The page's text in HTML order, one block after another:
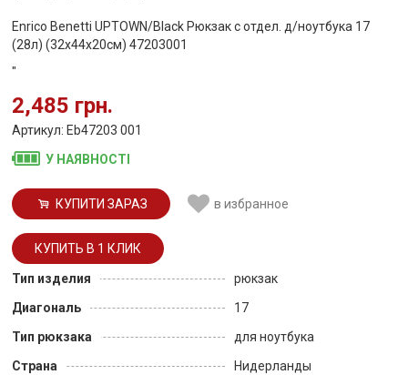
Enrico Benetti UPTOWN/Black Рюкзак с отдел. д/ноутбука 17
(28л) (32x44x20см) 47203001
"
2,485 грн.
Артикул: Eb47203 001
У НАЯВНОСТІ
КУПИТИ ЗАРАЗ в избранное
Тип изделия
рюкзак
Диагональ
17
Тип рюкзака
для ноутбука
Страна
Нидерланды